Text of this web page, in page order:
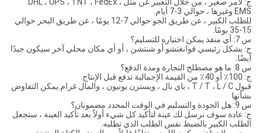
EMS وغيرها ، حوالي 3-7 أيام.
للطلب الكبير ، عن طريق الجو حوالي 7-12 يومًا ، عن طريق البحر حوالي
15-35 يومًا.
س 7: أي منفذ يمكن اختياره للتسليم؟
ج: بشكل رئيسي قوانغتشو أو شنتشن ، أو أي مكان محلي آخر سيكون جيدًا
أيضًا.
س 8: ما هو مصطلح التجارة ومدة الدفع؟
ج: 100٪ أو 40٪ من القيمة الإجمالية تدفع قبل الإنتاج.
قبول T / T ، L / C ، باي بال ، ويسترن يونيون ، والمال غرام.يمكن التفاوض
بشأنها
س 9: هل الجودة والتسليم في الوقت المحدد مضمونان؟
ج: عادة سوف نرسل لك عينة لتأكيد كل شيء أولاً.بعد تأكيد العينة ، ستجعل
الطلب الكبير بالضبط نفس الطلب الذي تطلبه.